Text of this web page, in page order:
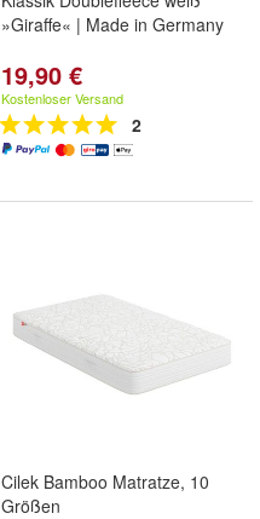
»Giraffe« | Made in Germany
19,90 €
Kostenloser Versand
2
Cilek Bamboo Matratze, 10
Größen